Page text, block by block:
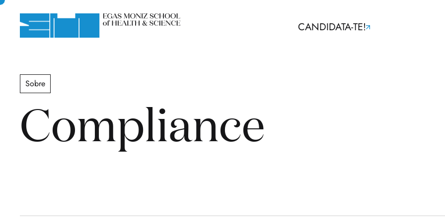
CANDIDATA-TE!
Sobre
Compliance